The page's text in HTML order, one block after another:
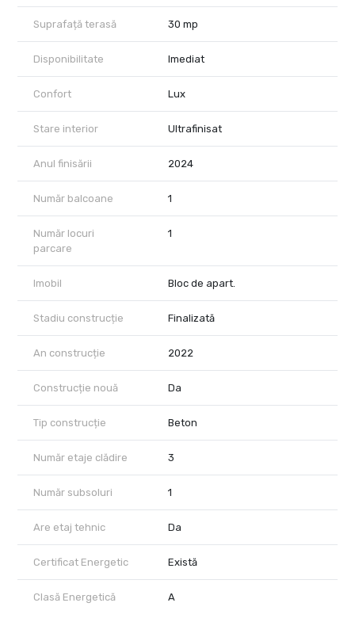
Suprafață terasă 30 mp
Disponibilitate Imediat
Confort Lux
Stare interior Ultrafinisat
Anul finisării 2024
Număr balcoane 1
Număr locuri
parcare
1
Imobil Bloc de apart.
Stadiu construcție Finalizată
An construcție 2022
Construcție nouă Da
Tip construcție Beton
Număr etaje clădire 3
Număr subsoluri 1
Are etaj tehnic Da
Certificat Energetic Există
Clasă Energetică A